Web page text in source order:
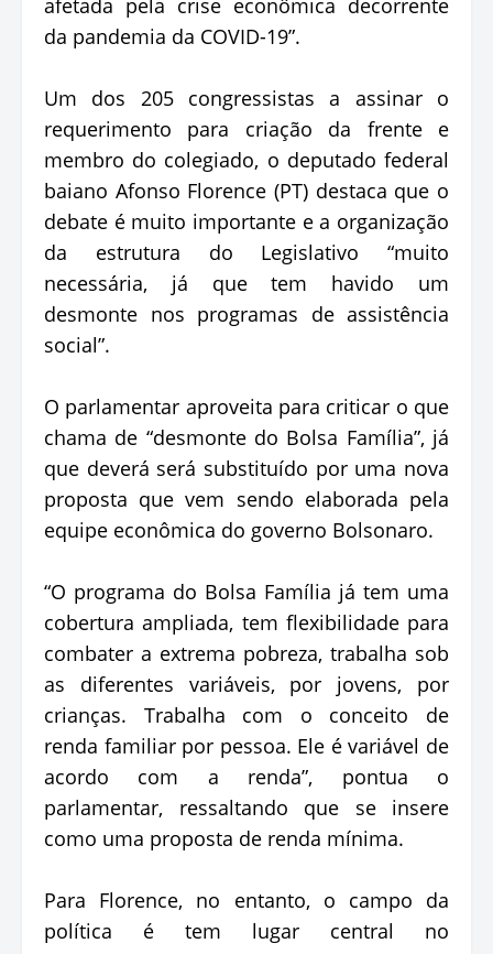
afetada pela crise econômica decorrente
da pandemia da COVID-19”.
Um dos 205 congressistas a assinar o
requerimento para criação da frente e
membro do colegiado, o deputado federal
baiano Afonso Florence (PT) destaca que o
debate é muito importante e a organização
da estrutura do Legislativo “muito
necessária, já que tem havido um
desmonte nos programas de assistência
social”.
O parlamentar aproveita para criticar o que
chama de “desmonte do Bolsa Família”, já
que deverá será substituído por uma nova
proposta que vem sendo elaborada pela
equipe econômica do governo Bolsonaro.
“O programa do Bolsa Família já tem uma
cobertura ampliada, tem flexibilidade para
combater a extrema pobreza, trabalha sob
as diferentes variáveis, por jovens, por
crianças. Trabalha com o conceito de
renda familiar por pessoa. Ele é variável de
acordo com a renda”, pontua o
parlamentar, ressaltando que se insere
como uma proposta de renda mínima.
Para Florence, no entanto, o campo da
política é tem lugar central no